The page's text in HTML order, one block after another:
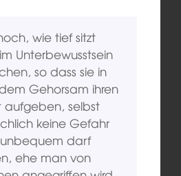
wie tief sitzt
Unterbewusstsein
so dass sie in
Gehorsam ihren
aufgeben, selbst
keine Gefahr
darf
ehe man von